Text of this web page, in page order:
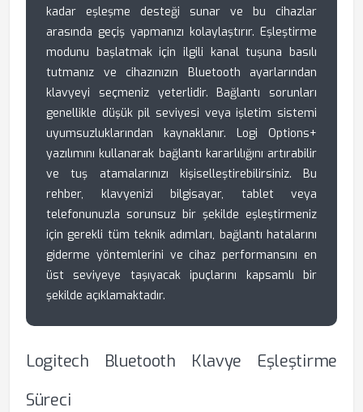
kadar eşleşme desteği sunar ve bu cihazlar
arasında geçiş yapmanızı kolaylaştırır. Eşleştirme
modunu başlatmak için ilgili kanal tuşuna basılı
tutmanız ve cihazınızın Bluetooth ayarlarından
klavyeyi seçmeniz yeterlidir. Bağlantı sorunları
genellikle düşük pil seviyesi veya işletim sistemi
uyumsuzluklarından kaynaklanır. Logi Options+
yazılımını kullanarak bağlantı kararlılığını artırabilir
ve tuş atamalarınızı kişiselleştirebilirsiniz. Bu
rehber, klavyenizi bilgisayar, tablet veya
telefonunuzla sorunsuz bir şekilde eşleştirmeniz
için gerekli tüm teknik adımları, bağlantı hatalarını
giderme yöntemlerini ve cihaz performansını en
üst seviyeye taşıyacak ipuçlarını kapsamlı bir
şekilde açıklamaktadır.
Logitech Bluetooth Klavye Eşleştirme
Süreci